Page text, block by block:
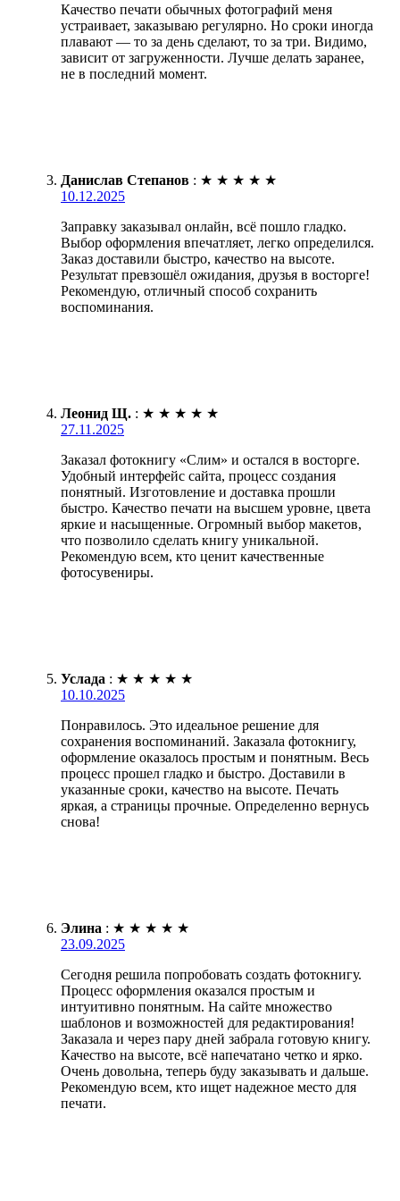
Качество печати обычных фотографий меня
устраивает, заказываю регулярно. Но сроки иногда
плавают — то за день сделают, то за три. Видимо,
зависит от загруженности. Лучше делать заранее,
не в последний момент.
Данислав Степанов : ★ ★ ★ ★ ★
10.12.2025
Заправку заказывал онлайн, всё пошло гладко.
Выбор оформления впечатляет, легко определился.
Заказ доставили быстро, качество на высоте.
Результат превзошёл ожидания, друзья в восторге!
Рекомендую, отличный способ сохранить
воспоминания.
Леонид Щ. : ★ ★ ★ ★ ★
27.11.2025
Заказал фотокнигу «Слим» и остался в восторге.
Удобный интерфейс сайта, процесс создания
понятный. Изготовление и доставка прошли
быстро. Качество печати на высшем уровне, цвета
яркие и насыщенные. Огромный выбор макетов,
что позволило сделать книгу уникальной.
Рекомендую всем, кто ценит качественные
фотосувениры.
Услада : ★ ★ ★ ★ ★
10.10.2025
Понравилось. Это идеальное решение для
сохранения воспоминаний. Заказала фотокнигу,
оформление оказалось простым и понятным. Весь
процесс прошел гладко и быстро. Доставили в
указанные сроки, качество на высоте. Печать
яркая, а страницы прочные. Определенно вернусь
снова!
Элина : ★ ★ ★ ★ ★
23.09.2025
Сегодня решила попробовать создать фотокнигу.
Процесс оформления оказался простым и
интуитивно понятным. На сайте множество
шаблонов и возможностей для редактирования!
Заказала и через пару дней забрала готовую книгу.
Качество на высоте, всё напечатано четко и ярко.
Очень довольна, теперь буду заказывать и дальше.
Рекомендую всем, кто ищет надежное место для
печати.